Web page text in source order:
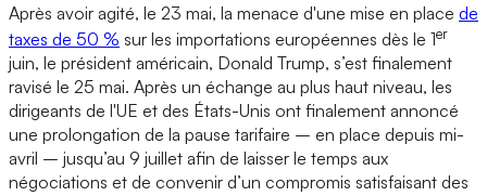
Après avoir agité, le 23 mai, la menace d'une mise en place de
taxes de 50 % sur les importations européennes dès le 1er
juin, le président américain, Donald Trump, s’est finalement
ravisé le 25 mai. Après un échange au plus haut niveau, les
dirigeants de l'UE et des États-Unis ont finalement annoncé
une prolongation de la pause tarifaire – en place depuis mi-
avril – jusqu’au 9 juillet afin de laisser le temps aux
négociations et de convenir d’un compromis satisfaisant des